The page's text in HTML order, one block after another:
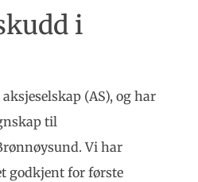
i
(AS), og har
til
Vi har
godkjent for første